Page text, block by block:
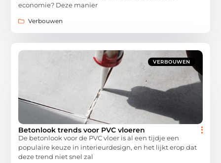
economie? Deze manier
Verbouwen
VERBOUWEN
Betonlook trends voor PVC vloeren
De betonlook voor de PVC vloer is al een tijdje een
populaire keuze in interieurdesign, en het lijkt erop dat
deze trend niet snel zal